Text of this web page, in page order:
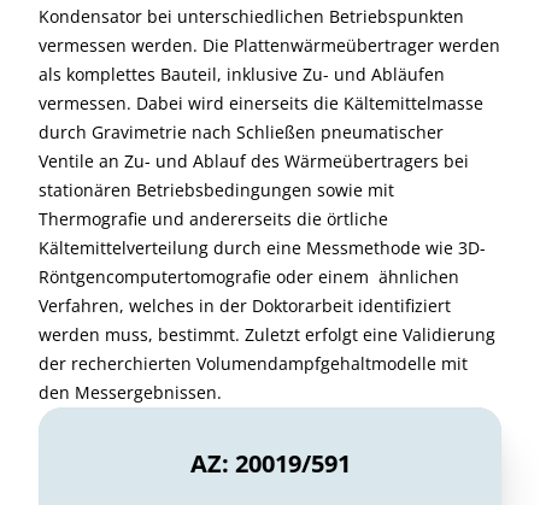
Kondensator bei unterschiedlichen Betriebspunkten
vermessen werden. Die Plattenwärmeübertrager werden
als komplettes Bauteil, inklusive Zu- und Abläufen
vermessen. Dabei wird einerseits die Kältemittelmasse
durch Gravimetrie nach Schließen pneumatischer
Ventile an Zu- und Ablauf des Wärmeübertragers bei
stationären Betriebsbedingungen sowie mit
Thermografie und andererseits die örtliche
Kältemittelverteilung durch eine Messmethode wie 3D-
Röntgencomputertomografie oder einem ähnlichen
Verfahren, welches in der Doktorarbeit identifiziert
werden muss, bestimmt. Zuletzt erfolgt eine Validierung
der recherchierten Volumendampfgehaltmodelle mit
den Messergebnissen.
AZ: 20019/591